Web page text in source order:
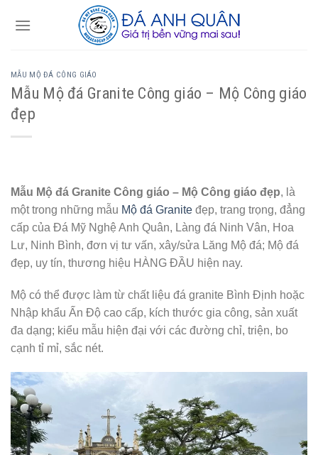
MẪU MỘ ĐÁ CÔNG GIÁO
Mẫu Mộ đá Granite Công giáo – Mộ Công giáo
đẹp
Mẫu Mộ đá Granite Công giáo – Mộ Công giáo đẹp, là
một trong những mẫu Mộ đá Granite đẹp, trang trọng, đẳng
cấp của Đá Mỹ Nghệ Anh Quân, Làng đá Ninh Vân, Hoa
Lư, Ninh Bình, đơn vị tư vấn, xây/sửa Lăng Mộ đá; Mộ đá
đẹp, uy tín, thương hiệu HÀNG ĐẦU hiện nay.
Mộ có thể được làm từ chất liệu đá granite Bình Định hoặc
Nhập khẩu Ấn Độ cao cấp, kích thước gia công, sản xuất
đa dạng; kiểu mẫu hiện đại với các đường chỉ, triện, bo
cạnh tỉ mỉ, sắc nét.